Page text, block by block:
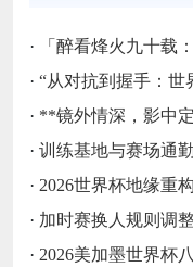
·
「醉看烽火九十载
· “从对抗到握手：世
· **镜外情深，影中
· 训练基地与赛场通勤
· 2026世界杯地缘重构
· 加时赛换人规则调整对
· 2026美加墨世界杯八强